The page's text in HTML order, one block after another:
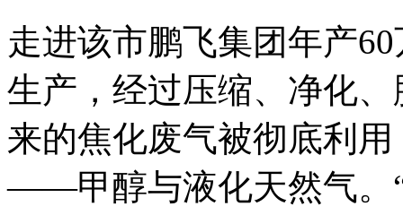
走进该市鹏飞集团年产
生产，经过压缩、净化
来的焦化废气被彻底利
——甲醇与液化天然气。